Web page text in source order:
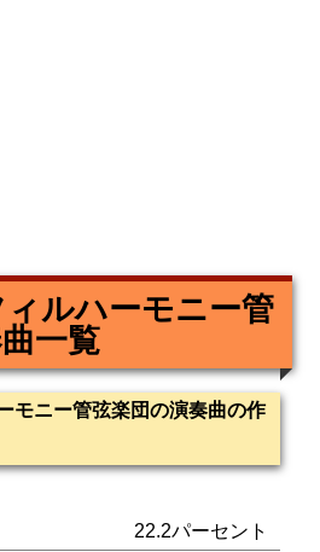
ルハーモニー管
一覧
モニー管弦楽団の演奏曲の作
22.2パーセント